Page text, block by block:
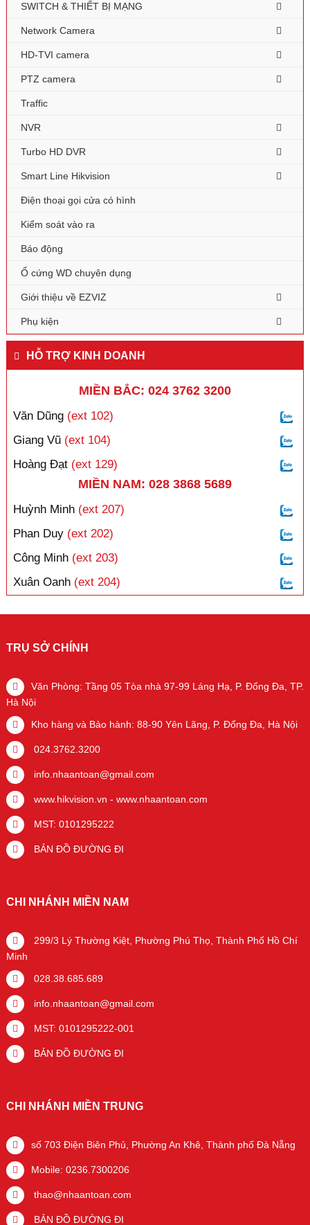
SWITCH & THIẾT BỊ MẠNG
Network Camera
HD-TVI camera
PTZ camera
Traffic
NVR
Turbo HD DVR
Smart Line Hikvision
Điện thoại gọi cửa có hình
Kiểm soát vào ra
Báo động
Ổ cứng WD chuyên dụng
Giới thiệu về EZVIZ
Phụ kiện
HỖ TRỢ KINH DOANH
MIỀN BẮC: 024 3762 3200
Văn Dũng (ext 102)
Giang Vũ (ext 104)
Hoàng Đạt (ext 129)
MIỀN NAM: 028 3868 5689
Huỳnh Minh (ext 207)
Phan Duy (ext 202)
Công Minh (ext 203)
Xuân Oanh (ext 204)
TRỤ SỞ CHÍNH
Văn Phòng: Tầng 05 Tòa nhà 97-99 Láng Hạ, P. Đống Đa, TP.
Hà Nội
Kho hàng và Bảo hành: 88-90 Yên Lãng, P. Đống Đa, Hà Nội
024.3762.3200
info.nhaantoan@gmail.com
www.hikvision.vn - www.nhaantoan.com
MST: 0101295222
BẢN ĐỒ ĐƯỜNG ĐI
CHI NHÁNH MIỀN NAM
299/3 Lý Thường Kiệt, Phường Phú Thọ, Thành Phố Hồ Chí
Minh
028.38.685.689
info.nhaantoan@gmail.com
MST: 0101295222-001
BẢN ĐỒ ĐƯỜNG ĐI
CHI NHÁNH MIỀN TRUNG
số 703 Điện Biên Phủ, Phường An Khê, Thành phố Đà Nẵng
Mobile: 0236.7300206
thao@nhaantoan.com
BẢN ĐỒ ĐƯỜNG ĐI